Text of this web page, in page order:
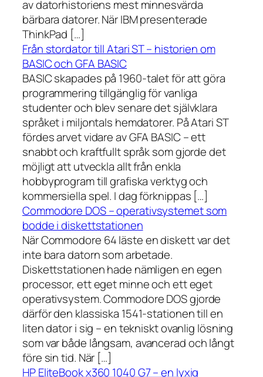
av datorhistoriens mest minnesvärda
bärbara datorer. När IBM presenterade
ThinkPad […]
Från stordator till Atari ST – historien om
BASIC och GFA BASIC
BASIC skapades på 1960-talet för att göra
programmering tillgänglig för vanliga
studenter och blev senare det självklara
språket i miljontals hemdatorer. På Atari ST
fördes arvet vidare av GFA BASIC – ett
snabbt och kraftfullt språk som gjorde det
möjligt att utveckla allt från enkla
hobbyprogram till grafiska verktyg och
kommersiella spel. I dag förknippas […]
Commodore DOS – operativsystemet som
bodde i diskettstationen
När Commodore 64 läste en diskett var det
inte bara datorn som arbetade.
Diskettstationen hade nämligen en egen
processor, ett eget minne och ett eget
operativsystem. Commodore DOS gjorde
därför den klassiska 1541-stationen till en
liten dator i sig – en tekniskt ovanlig lösning
som var både långsam, avancerad och långt
före sin tid. När […]
HP EliteBook x360 1040 G7 – en lyxig